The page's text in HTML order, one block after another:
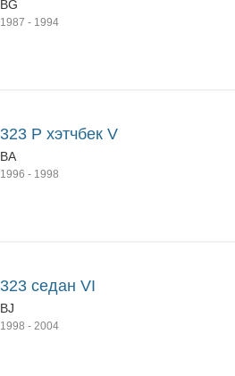
BG
1987 - 1994
323 P хэтчбек V
BA
1996 - 1998
323 седан VI
BJ
1998 - 2004